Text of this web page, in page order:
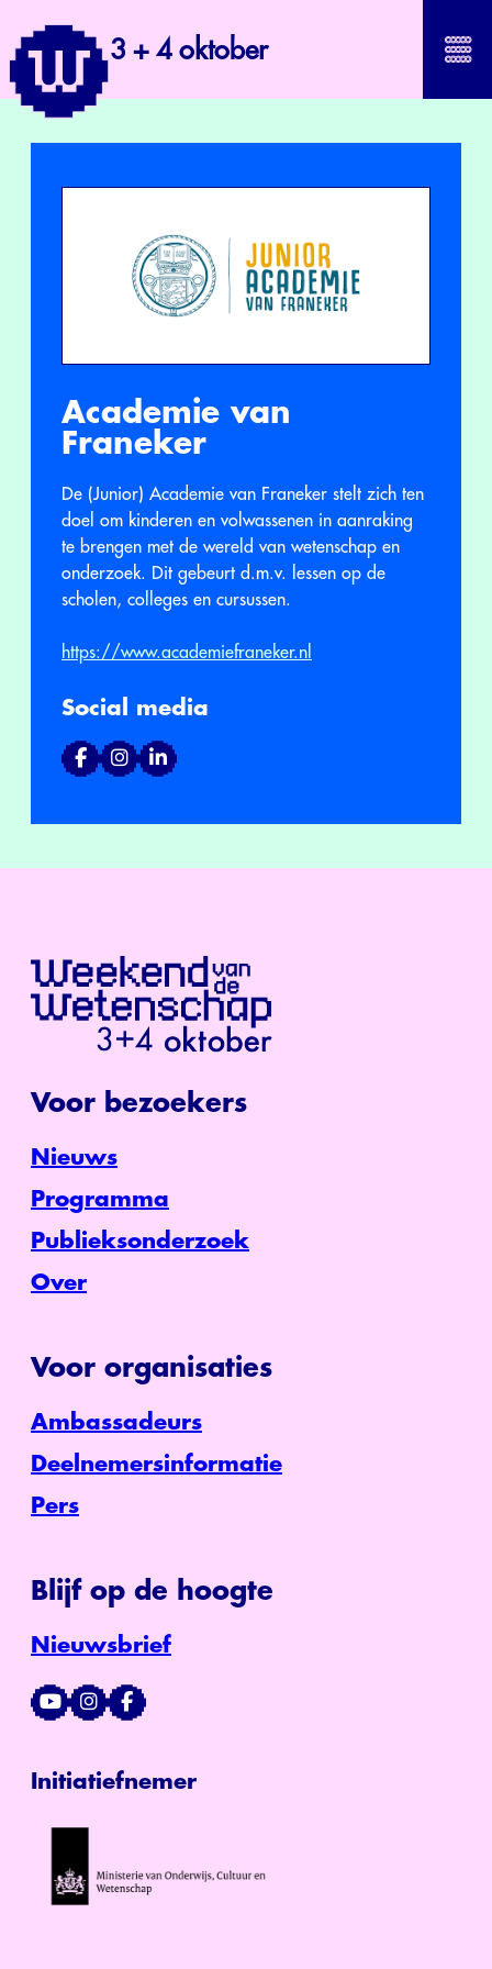
3 + 4 oktober
Academie van
Franeker
De (Junior) Academie van Franeker stelt zich ten
doel om kinderen en volwassenen in aanraking
te brengen met de wereld van wetenschap en
onderzoek. Dit gebeurt d.m.v. lessen op de
scholen, colleges en cursussen.
https://www.academiefraneker.nl
Social media
Voor bezoekers
Nieuws
Programma
Publieksonderzoek
Over
Voor organisaties
Ambassadeurs
Deelnemersinformatie
Pers
Blijf op de hoogte
Nieuwsbrief
Initiatiefnemer